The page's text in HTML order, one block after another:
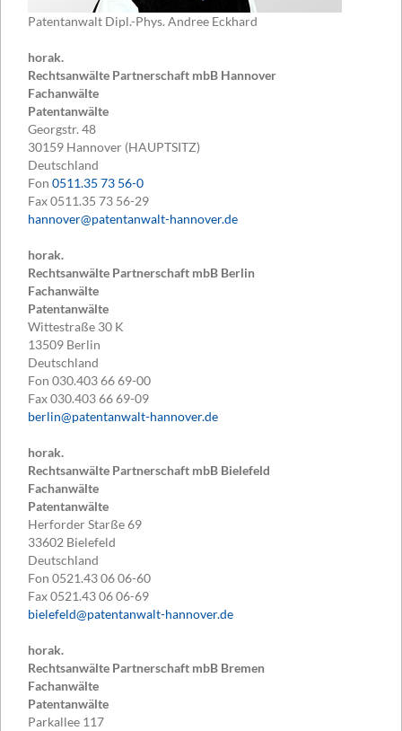
Patentanwalt Dipl.-Phys. Andree Eckhard
horak.
Rechtsanwälte Partnerschaft mbB Hannover
Fachanwälte
Patentanwälte
Georgstr. 48
30159 Hannover (HAUPTSITZ)
Deutschland
Fon 0511.35 73 56-0
Fax0511.35 73 56-29
hannover@patentanwalt-hannover.de
horak.
Rechtsanwälte Partnerschaft mbB Berlin
Fachanwälte
Patentanwälte
Wittestraße 30 K
13509 Berlin
Deutschland
Fon 030.403 66 69-00
Fax030.403 66 69-09
berlin@patentanwalt-hannover.de
horak.
Rechtsanwälte Partnerschaft mbB Bielefeld
Fachanwälte
Patentanwälte
Herforder Starße 69
33602 Bielefeld
Deutschland
Fon 0521.43 06 06-60
Fax0521.43 06 06-69
bielefeld@patentanwalt-hannover.de
horak.
Rechtsanwälte Partnerschaft mbB Bremen
Fachanwälte
Patentanwälte
Parkallee 117